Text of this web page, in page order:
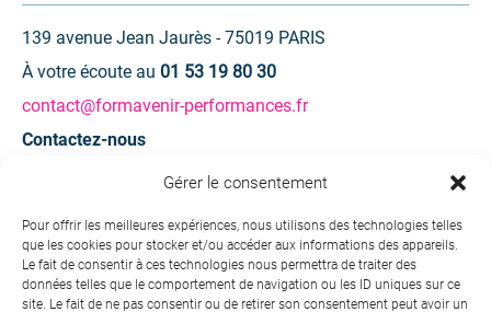
Gérer le consentement
Pour offrir les meilleures expériences, nous utilisons des technologies telles
que les cookies pour stocker et/ou accéder aux informations des appareils.
Le fait de consentir à ces technologies nous permettra de traiter des
données telles que le comportement de navigation ou les ID uniques sur ce
site. Le fait de ne pas consentir ou de retirer son consentement peut avoir un
139 avenue Jean Jaurès - 75019 PARIS
À votre écoute au 01 53 19 80 30
contact@formavenir-performances.fr
Contactez-nous
Contactez-nous